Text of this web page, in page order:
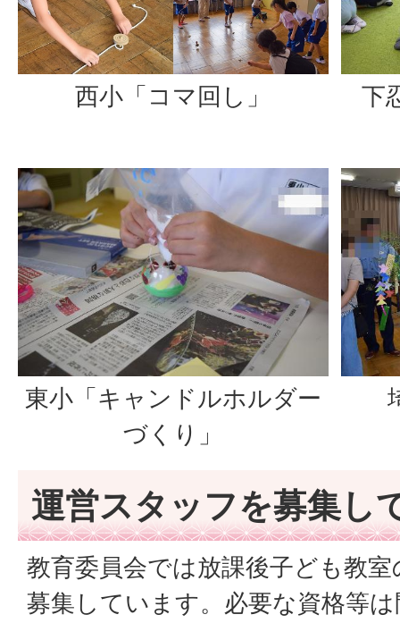
西小「コマ回し」 下
東小「キャンドルホルダー
づくり」
運営スタッフを募集し
教育委員会では放課後子ども教
募集しています。必要な資格等